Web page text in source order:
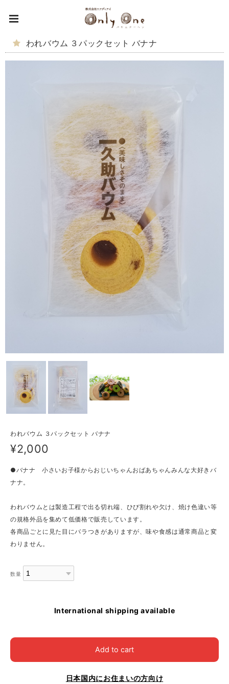
われバウム ３パックセット バナナ
われバウム ３パックセット バナナ
¥2,000
●バナナ 小さいお子様からおじいちゃんおばあちゃんみんな大好きバ
ナナ。
われバウムとは製造工程で出る切れ端、ひび割れや欠け、焼け色違い等
の規格外品を集めて低価格で販売しています。
各商品ごとに見た目にバラつきがありますが、味や食感は通常商品と変
わりません。
数量
International shipping available
Add to cart
日本国内にお住まいの方向け